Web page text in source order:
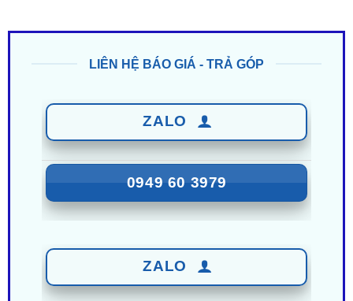
0949 60 3979
0987 801 029